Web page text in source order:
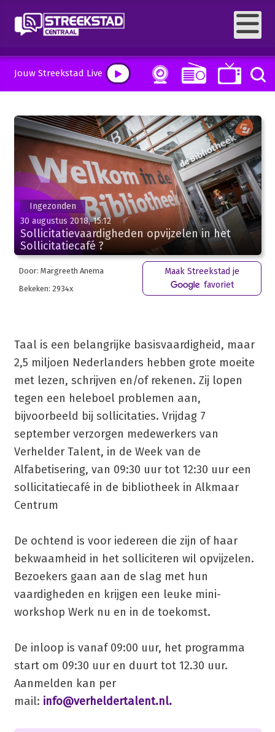
Jouw Streekstad Live
Ingezonden
30 augustus 2018, 15:12
Sollicitatievaardigheden opvijzelen in het
Sollicitatiecafé ?
Door: Margreeth Anema
Bekeken: 2934x
Maak Streekstad je
favoriet
Taal is een belangrijke basisvaardigheid, maar
2,5 miljoen Nederlanders hebben grote moeite
met lezen, schrijven en/of rekenen. Zij lopen
tegen een heleboel problemen aan,
bijvoorbeeld bij sollicitaties. Vrijdag 7
september verzorgen medewerkers van
Verhelder Talent, in de Week van de
Alfabetisering, van 09:30 uur tot 12:30 uur een
sollicitatiecafé in de bibliotheek in Alkmaar
Centrum
De ochtend is voor iedereen die zijn of haar
bekwaamheid in het solliciteren wil opvijzelen.
Bezoekers gaan aan de slag met hun
vaardigheden en krijgen een leuke mini-
workshop Werk nu en in de toekomst.
De inloop is vanaf 09:00 uur, het programma
start om 09:30 uur en duurt tot 12.30 uur.
Aanmelden kan per
mail: info@verheldertalent.nl.